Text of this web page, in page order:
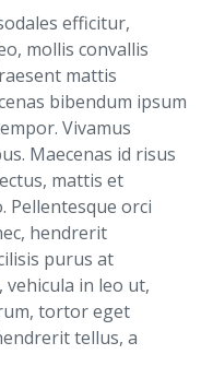
efficitur,
mollis convallis
mattis
bibendum ipsum
Vivamus
Maecenas id risus
mattis et
Pellentesque orci
hendrerit
purus at
vehicula in leo ut,
tortor eget
tellus, a